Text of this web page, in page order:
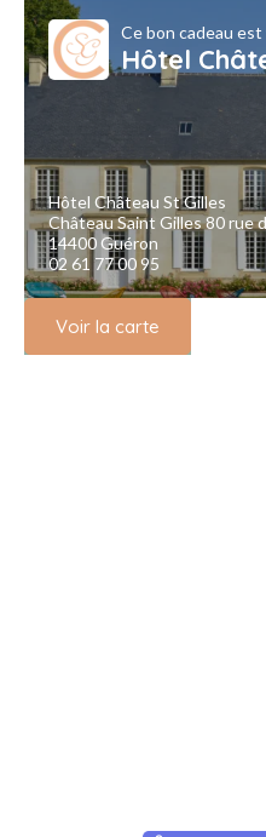
Ce bon cadeau
Hôtel
Hôtel Château St Gilles
Château Saint Gilles 80 rue
14400 Guéron
02 61 77 00 95
Voir la carte